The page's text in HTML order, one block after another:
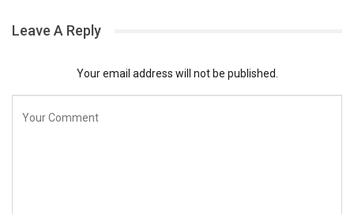
Leave A Reply
Your email address will not be published.